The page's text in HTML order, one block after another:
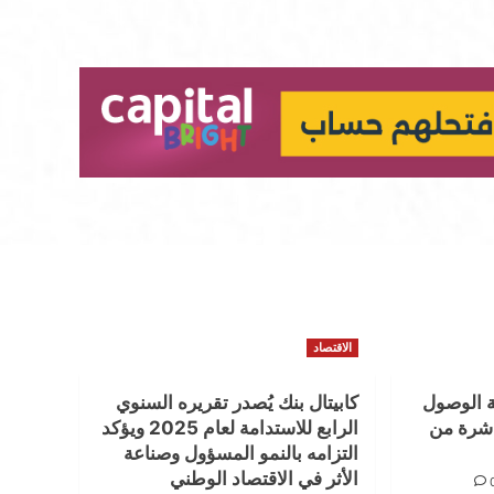
الوصول
من
الاقتصاد
كابيتال بنك يُصدر تقريره السنوي
الرابع للاستدامة لعام 2025 ويؤكد
التزامه بالنمو المسؤول وصناعة
الأثر في الاقتصاد الوطني